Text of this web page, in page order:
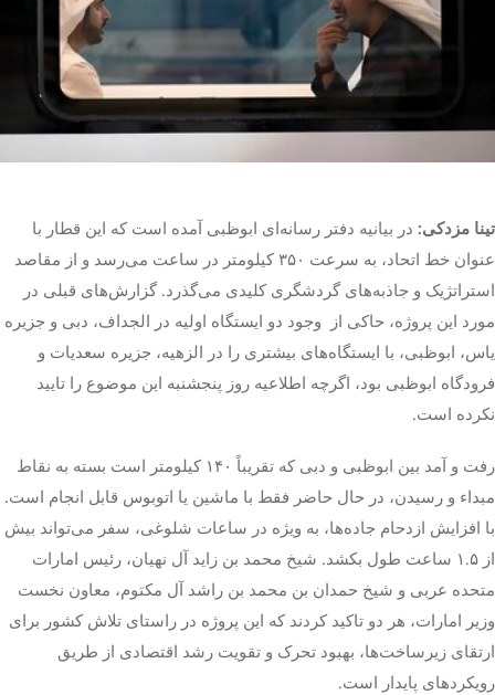
تک کده
پایگاه خبری آبان
خرید موتور ایمپلنت
تینا مزدکی: در بیانیه دفتر رسانه‌ای ابوظبی آمده است که این قطار با
عنوان خط اتحاد، به سرعت ۳۵۰ کیلومتر در ساعت می‌رسد و از مقاصد
استراتژیک و جاذبه‌های گردشگری کلیدی می‌گذرد. گزارش‌های قبلی در
مورد این پروژه، حاکی از وجود دو ایستگاه اولیه در الجداف، دبی و جزیره
یاس، ابوظبی، با ایستگاه‌های بیشتری را در الزهیه، جزیره سعدیات و
فرودگاه ابوظبی بود، اگرچه اطلاعیه روز پنجشنبه این موضوع را تایید
نکرده است.
رفت و آمد بین ابوظبی و دبی که تقریباً ۱۴۰ کیلومتر است بسته به نقاط
مبداء و رسیدن، در حال حاضر فقط با ماشین یا اتوبوس قابل انجام است.
با افزایش ازدحام جاده‌ها، به ویژه در ساعات شلوغی، سفر می‌تواند بیش
از ۱.۵ ساعت طول بکشد. شیخ محمد بن زاید آل نهیان، رئیس امارات
متحده عربی و شیخ حمدان بن محمد بن راشد آل مکتوم، معاون نخست
وزیر امارات، هر دو تاکید کردند که این پروژه در راستای تلاش کشور برای
ارتقای زیرساخت‌ها، بهبود تحرک و تقویت رشد اقتصادی از طریق
رویکردهای پایدار است.